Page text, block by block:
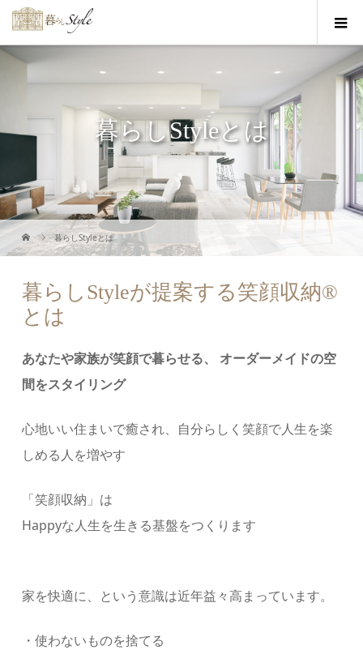
暮らしStyleとは
暮らしStyle️とは
暮らしStyleが提案する笑顔収納®
とは
あなたや家族が笑顔で暮らせる、 オーダーメイドの空
間をスタイリング
心地いい住まいで癒され、自分らしく笑顔で人生を楽
しめる人を増やす
「笑顔収納」は
Happyな人生を生きる基盤をつくります
家を快適に、という意識は近年益々⾼まっています。
・使わないものを捨てる